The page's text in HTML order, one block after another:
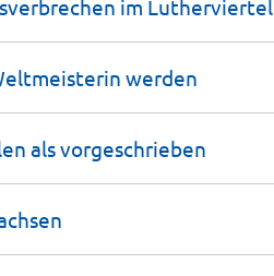
im Lutherviertel
werden
alsvorgeschrieben